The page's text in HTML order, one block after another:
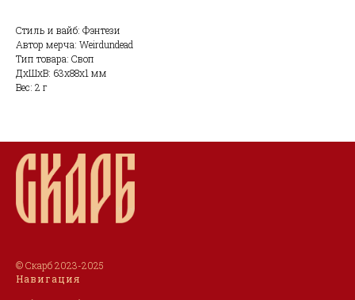
Стиль и вайб: Фэнтези
Автор мерча: Weirdundead
Тип товара: Своп
ДxШxВ: 63x88x1 мм
Вес: 2 г
© Скарб 2023-2025
Навигация